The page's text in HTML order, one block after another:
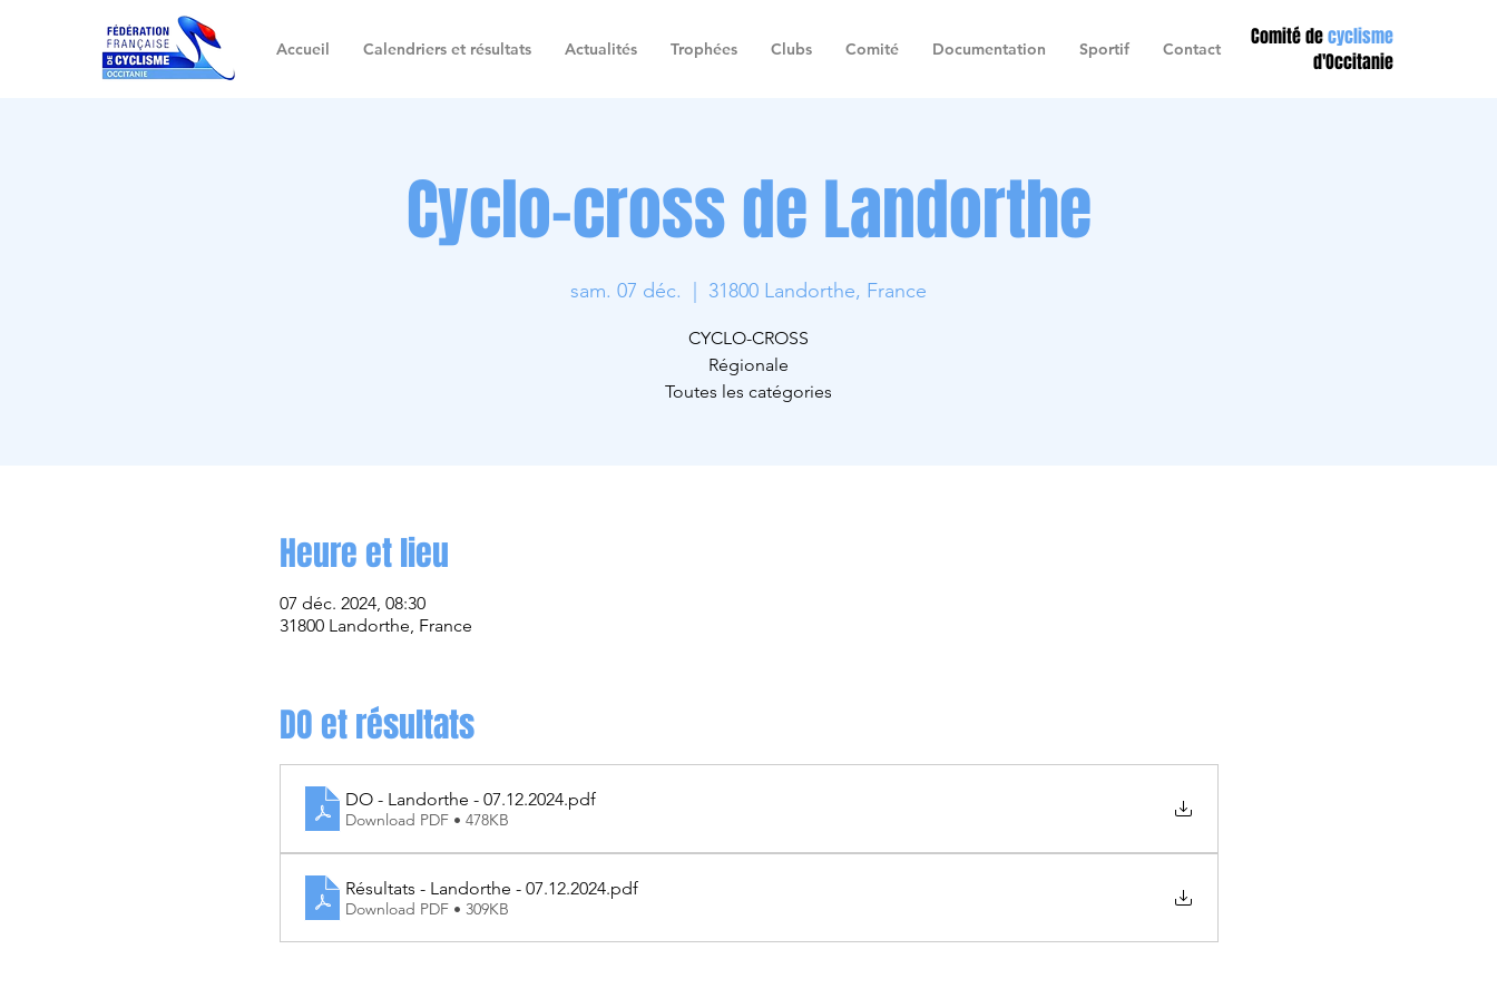
Accueil Calendriers et résultats Actualités Trophées Clubs Comité Documentation Sportif Contact Comité decyclisme
d'Occitanie
Cyclo-cross de Landorthe
sam. 07 déc. 31800 Landorthe, France
CYCLO-CROSS
Régionale
Toutes les catégories
Heure et lieu
07 déc. 2024, 08:30
31800 Landorthe, France
DO et résultats
DO - Landorthe - 07.12.2024.pdf
Download PDF • 478KB
Résultats - Landorthe - 07.12.2024.pdf
Download PDF • 309KB